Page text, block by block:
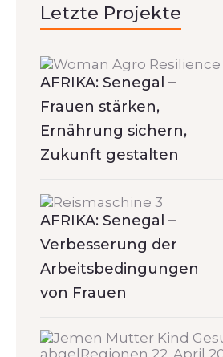
Letzte Projekte
AFRIKA: Senegal –
Frauen stärken,
Ernährung sichern,
Zukunft gestalten
AFRIKA: Senegal –
Verbesserung der
Arbeitsbedingungen
von Frauen